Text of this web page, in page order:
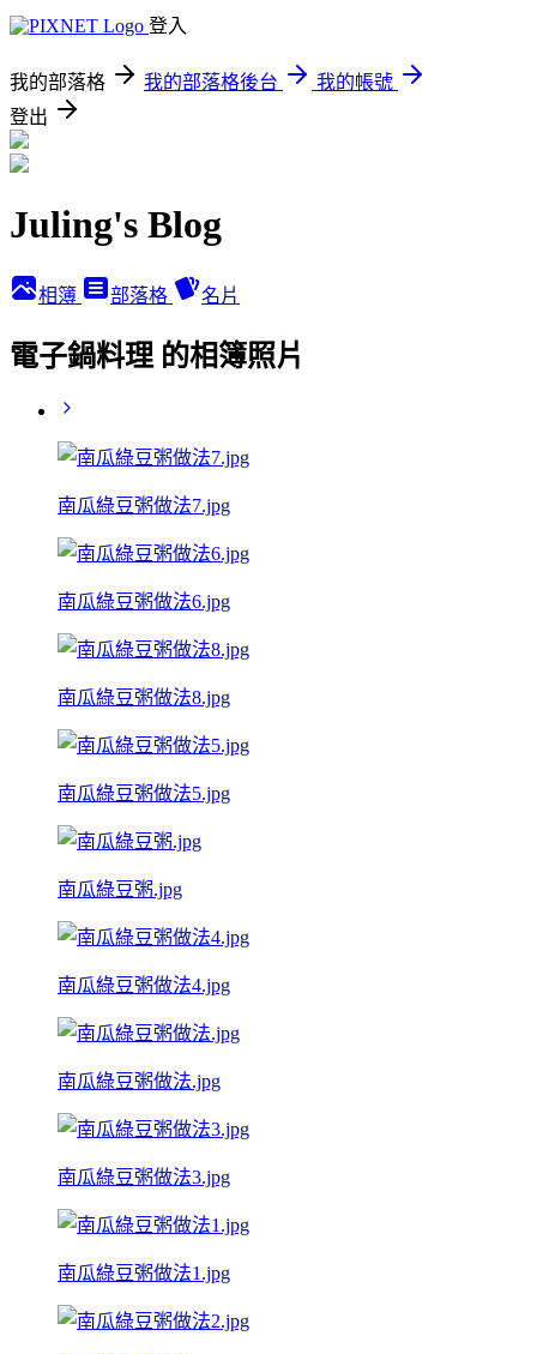
登入
我的部落格 我的部落格後台
我的帳號
登出
Juling's Blog
相簿 部落格 名片
電子鍋料理 的相簿照片
南瓜綠豆粥做法7.jpg
南瓜綠豆粥做法6.jpg
南瓜綠豆粥做法8.jpg
南瓜綠豆粥做法5.jpg
南瓜綠豆粥.jpg
南瓜綠豆粥做法4.jpg
南瓜綠豆粥做法.jpg
南瓜綠豆粥做法3.jpg
南瓜綠豆粥做法1.jpg